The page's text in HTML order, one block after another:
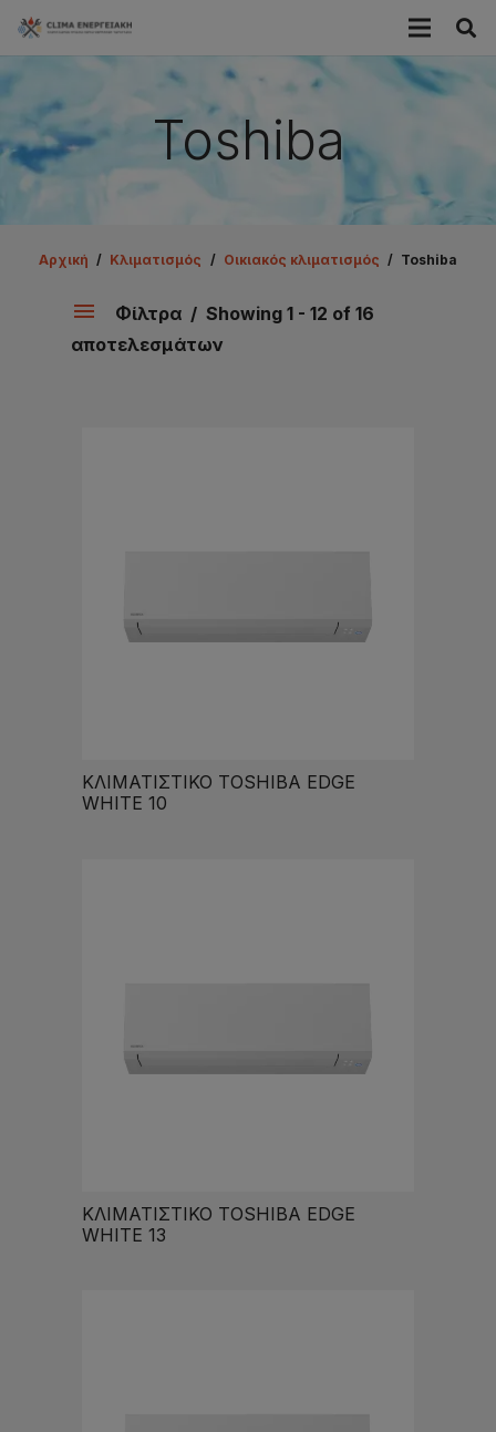
Toshiba
Αρχική / Κλιματισμός / Οικιακός κλιματισμός / Toshiba
Φίλτρα
Showing 1 - 12 of 16
αποτελεσμάτων
ΚΛΙΜΑΤΙΣΤΙΚΟ TOSHIBA EDGE
WHITE 10
ΚΛΙΜΑΤΙΣΤΙΚΟ TOSHIBA EDGE
WHITE 13